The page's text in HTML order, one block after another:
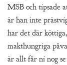
MSB och tipsade
är han inte
har det där
makthungriga
är allt får ni nog